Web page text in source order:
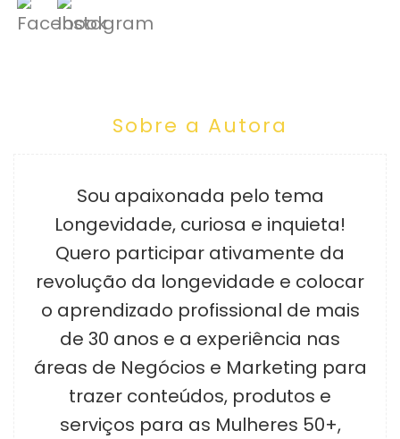
Sobre a Autora
Sou apaixonada pelo tema
Longevidade, curiosa e inquieta!
Quero participar ativamente da
revolução da longevidade e colocar
o aprendizado profissional de mais
de 30 anos e a experiência nas
áreas de Negócios e Marketing para
trazer conteúdos, produtos e
serviços para as Mulheres 50+,